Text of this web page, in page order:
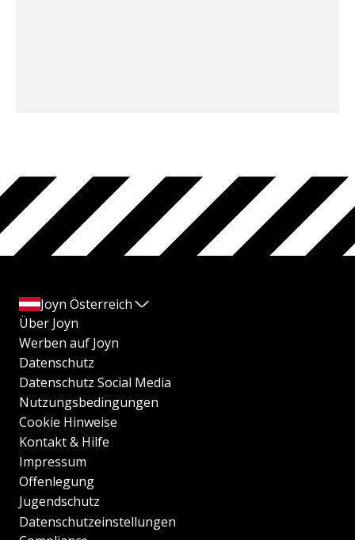
Joyn Österreich
Über Joyn
Werben auf Joyn
Datenschutz
Datenschutz Social Media
Nutzungsbedingungen
Cookie Hinweise
Kontakt & Hilfe
Impressum
Offenlegung
Jugendschutz
Datenschutzeinstellungen